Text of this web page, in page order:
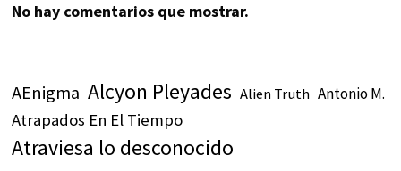
No hay comentarios que mostrar.
AEnigma Alcyon Pleyades Alien Truth Antonio M.
Atrapados En El Tiempo
Atraviesa lo desconocido